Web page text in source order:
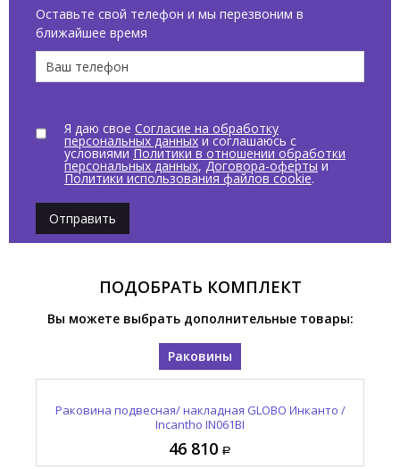
Оставьте свой телефон и мы перезвоним в
ближайшее время
Я даю свое Согласие на обработку
персональных данныхи соглашаюсь с
условиями Политики в отношении обработки
персональных данных, Договора-оферты и
Политики использования файлов cookie.
Отправить
ПОДОБРАТЬ КОМПЛЕКТ
Вы можете выбрать дополнительные товары:
Раковины
Раковина подвесная/ накладная GLOBO Инканто /
Incantho IN061BI
46 810